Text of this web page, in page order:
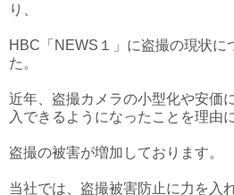
り、
HBC「NEWS１」に盗撮の現状に
た。
近年、盗撮カメラの小型化や安価
入できるようになったことを理由に
盗撮の被害が増加しております。
当社では、盗撮被害防止に力を入